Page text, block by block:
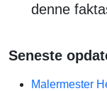
denne
Seneste
Malermester